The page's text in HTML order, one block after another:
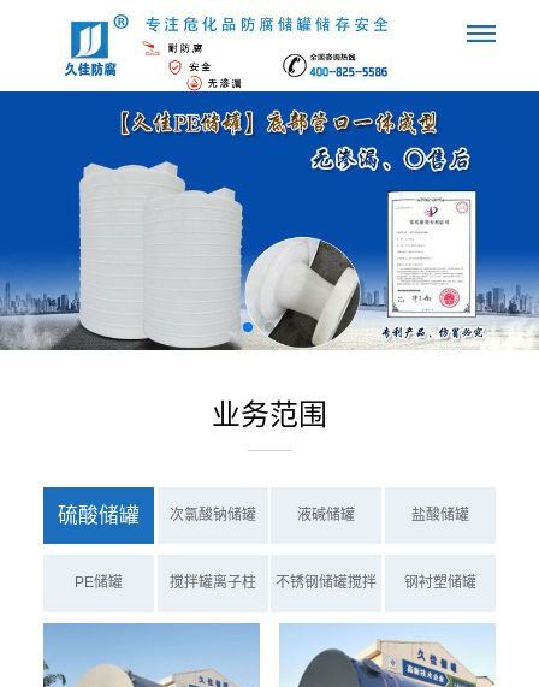
业务范围
硫酸储罐 次氯酸钠储罐 液碱储罐 盐酸储罐
PE储罐 搅拌罐离子柱 不锈钢储罐搅拌 钢衬塑储罐